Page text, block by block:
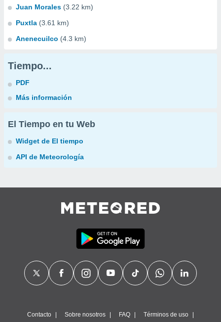
Juan Morales (3.22 km)
Puxtla (3.61 km)
Anenecuilco (4.3 km)
Tiempo...
PDF
Más información
El Tiempo en tu Web
Widget de El tiempo
API de Meteorología
Contacto Sobre nosotros FAQ Términos de uso